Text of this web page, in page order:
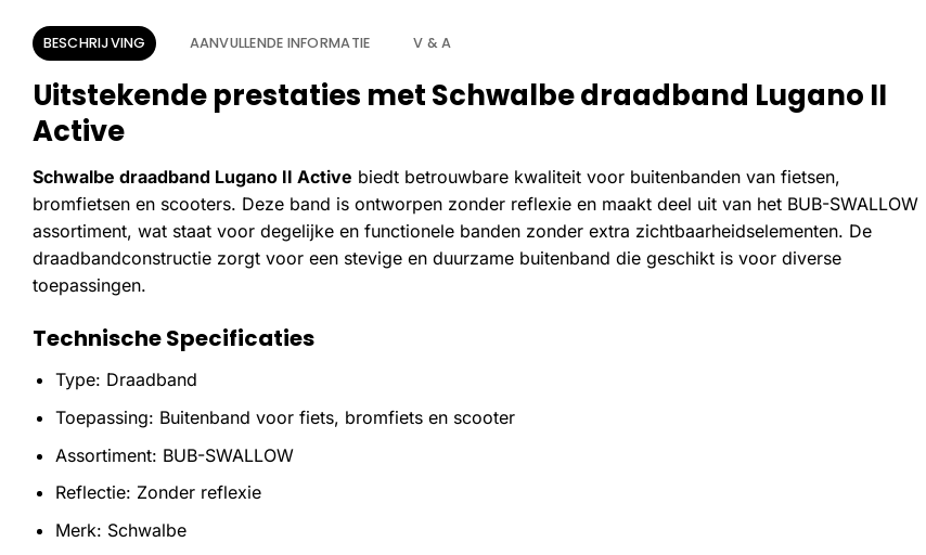
BESCHRIJVING AANVULLENDE INFORMATIE V & A
Uitstekende prestaties met Schwalbe draadband Lugano II
Active
Schwalbe draadband Lugano II Active biedt betrouwbare kwaliteit voor buitenbanden van fietsen,
bromfietsen en scooters. Deze band is ontworpen zonder reflexie en maakt deel uit van het BUB-SWALLOW
assortiment, wat staat voor degelijke en functionele banden zonder extra zichtbaarheidselementen. De
draadbandconstructie zorgt voor een stevige en duurzame buitenband die geschikt is voor diverse
toepassingen.
Technische Specificaties
Type: Draadband
Toepassing: Buitenband voor fiets, bromfiets en scooter
Assortiment: BUB-SWALLOW
Reflectie: Zonder reflexie
Merk: Schwalbe